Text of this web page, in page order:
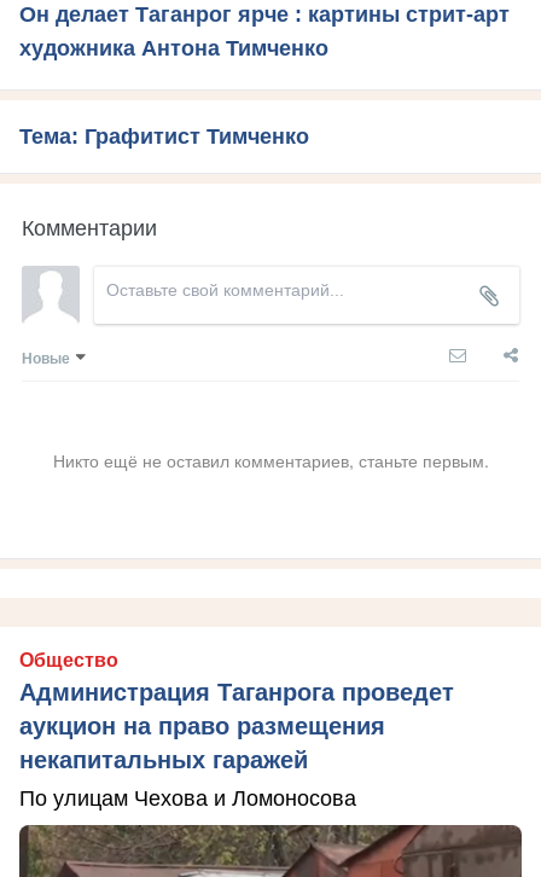
Он делает Таганрог ярче : картины стрит-арт
художника Антона Тимченко
Тема: Графитист Тимченко
Комментарии
Новые
Никто ещё не оставил комментариев, станьте первым.
Общество
Администрация Таганрога проведет
аукцион на право размещения
некапитальных гаражей
По улицам Чехова и Ломоносова